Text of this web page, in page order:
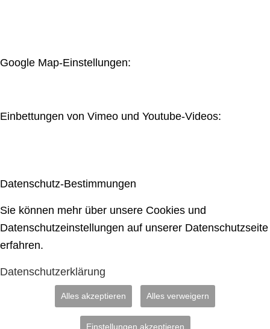
Google Map-Einstellungen:
Einbettungen von Vimeo und Youtube-Videos:
Datenschutz-Bestimmungen
Sie können mehr über unsere Cookies und
Datenschutzeinstellungen auf unserer Datenschutzseite
erfahren.
Datenschutzerklärung
Alles akzeptieren Alles verweigern
Einstellungen akzeptieren